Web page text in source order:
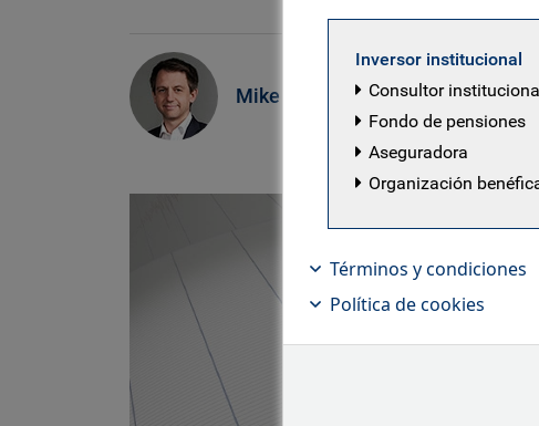
Mike Bell
Inversor institucional
Consultor institucional
Fondo de pensiones
Aseguradora
Organización
Términos y condiciones
Política de cookies